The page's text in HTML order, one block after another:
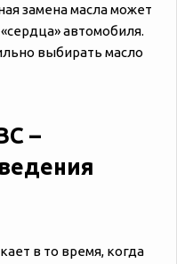
замена масла может
автомобиля.
выбирать масло
–
в то время, когда